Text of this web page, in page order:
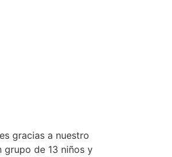
gracias a nuestro
grupo de 13 niños y